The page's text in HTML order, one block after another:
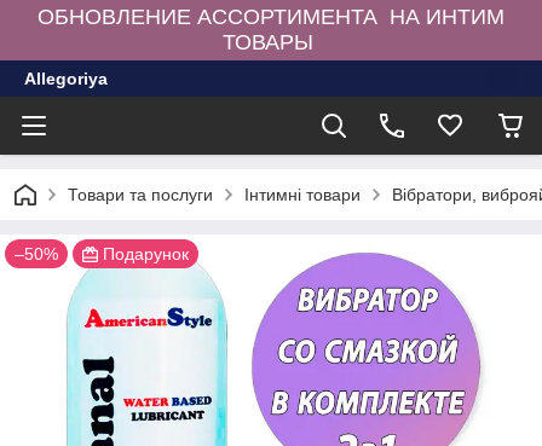
ОБНОВЛЕНИЕ АССОРТИМЕНТА НА ИНТИМ
ТОВАРЫ
Allegoriya
Товари та послуги Інтимні товари Вібратори,
–50% Подарунок